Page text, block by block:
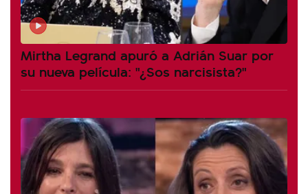
Mirtha Legrand apuró a Adrián Suar por
su nueva película: "¿Sos narcisista?"